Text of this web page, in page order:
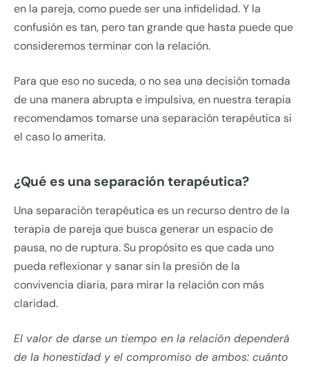
en la pareja, como puede ser una infidelidad. Y la
confusión es tan, pero tan grande que hasta puede que
consideremos terminar con la relación.
Para que eso no suceda, o no sea una decisión tomada
de una manera abrupta e impulsiva, en nuestra terapia
recomendamos tomarse una separación terapéutica si
el caso lo amerita.
¿Qué es una separación terapéutica?
Una separación terapéutica es un recurso dentro de la
terapia de pareja que busca generar un espacio de
pausa, no de ruptura. Su propósito es que cada uno
pueda reflexionar y sanar sin la presión de la
convivencia diaria, para mirar la relación con más
claridad.
El valor de darse un tiempo en la relación dependerá
de la honestidad y el compromiso de ambos: cuánto